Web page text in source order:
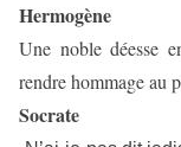
Hermogène
Une noble déesse
rendre hommage au
Socrate